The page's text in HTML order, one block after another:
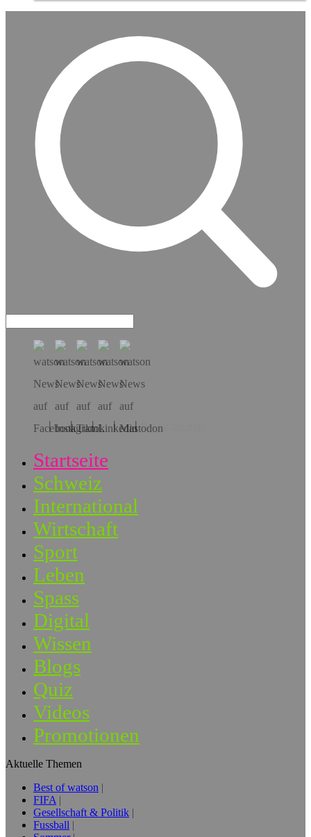
Hol dir die App!
Startseite
Schweiz
International
Wirtschaft
Sport
Leben
Spass
Digital
Wissen
Blogs
Quiz
Videos
Promotionen
Aktuelle Themen
Best of watson
FIFA
Gesellschaft & Politik
Fussball